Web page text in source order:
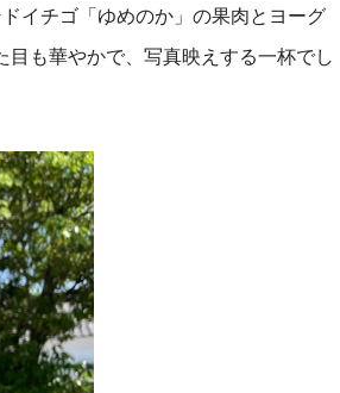
イチゴ「ゆめのか」の果肉とヨーグ
も華やかで、写真映えする一杯でし